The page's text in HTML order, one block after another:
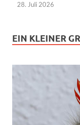
28. Juli 2026
EIN KLEINER